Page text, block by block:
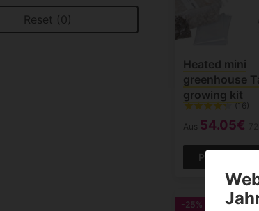
Reset (0)
Heated mini
greenhouse
growing kit
(16)
Aus 54.05€
Produkt
-25%